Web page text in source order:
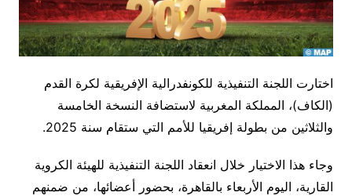
اختارت اللجنة التنفيذية للكونفدرالية الإفريقية لكرة القدم
(الكاف)، المملكة المغربية لاستضافة النسخة الخامسة
والثلاثين من بطولة إفريقيا للأمم التي ستقام سنة 2025.
وجاء هذا الاختيار خلال انعقاد اللجنة التنفيذية للهيئة الكروية
القارية، اليوم الأربعاء بالقاهرة، بحضور أعضائها، من ضمنهم